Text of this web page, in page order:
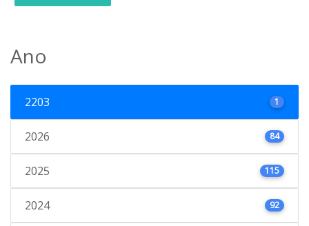
Ano
2203 1
2026 84
2025 115
2024 92